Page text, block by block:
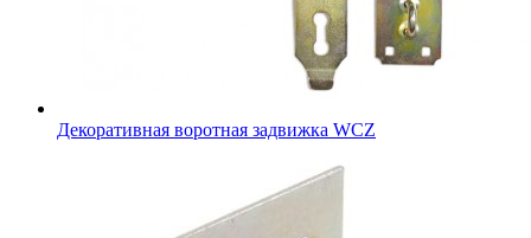
Декоративная воротная задвижка WCZ